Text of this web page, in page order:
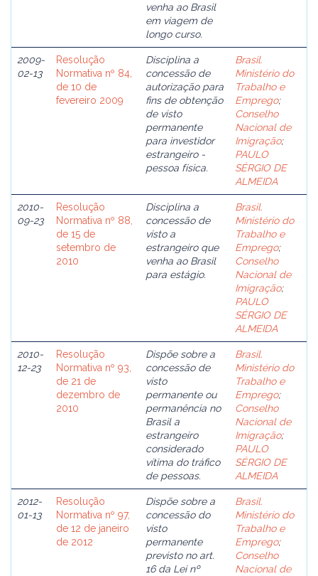
venha ao Brasil
em viagem de
longo curso.
2009-
02-13
Resolução
Normativa nº 84,
de 10 de
fevereiro 2009
Disciplina a
concessão de
autorização para
fins de obtenção
de visto
permanente
para investidor
estrangeiro -
pessoa física.
Brasil.
Ministério do
Trabalho e
Emprego;
Conselho
Nacional de
Imigração;
PAULO
SÉRGIO DE
ALMEIDA
2010-
09-23
Resolução
Normativa nº 88,
de 15 de
setembro de
2010
Disciplina a
concessão de
visto a
estrangeiro que
venha ao Brasil
para estágio.
Brasil.
Ministério do
Trabalho e
Emprego;
Conselho
Nacional de
Imigração;
PAULO
SÉRGIO DE
ALMEIDA
2010-
12-23
Resolução
Normativa nº 93,
de 21 de
dezembro de
2010
Dispõe sobre a
concessão de
visto
permanente ou
permanência no
Brasil a
estrangeiro
considerado
vítima do tráfico
de pessoas.
Brasil.
Ministério do
Trabalho e
Emprego;
Conselho
Nacional de
Imigração;
PAULO
SÉRGIO DE
ALMEIDA
2012-
01-13
Resolução
Normativa nº 97,
de 12 de janeiro
de 2012
Dispõe sobre a
concessão do
visto
permanente
previsto no art.
16 da Lei nº
Brasil.
Ministério do
Trabalho e
Emprego;
Conselho
Nacional de